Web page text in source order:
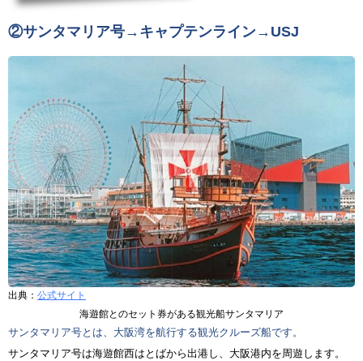
②サンタマリア号→キャプテンライン→USJ
出典： 公式サイト
海遊館とのセット券がある観光船サンタマリア
サンタマリア号とは、大阪湾を航行する観光クルーズ船です。
サンタマリア号は海遊館西はとばから出港し、大阪港内を周遊します。